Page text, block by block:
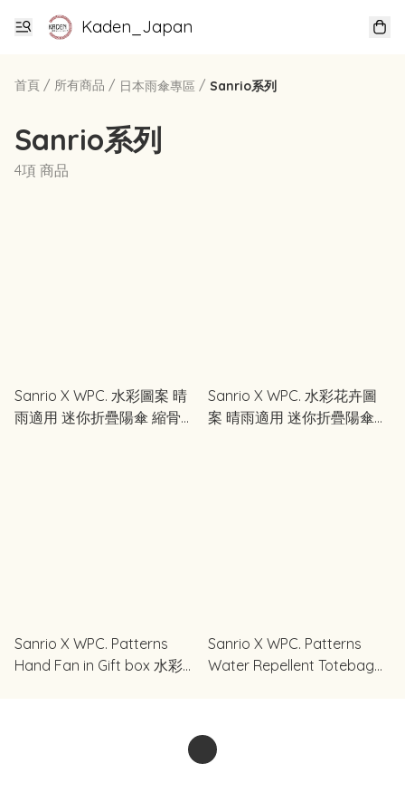
Kaden_Japan
首頁 / 所有商品 / 日本雨傘專區 / Sanrio系列
Sanrio系列
4項 商品
Sanrio X WPC. 水彩圖案 晴
雨適用 迷你折疊陽傘 縮骨遮
Sanrio X WPC. 水彩花卉圖
案 晴雨適用 迷你折疊陽傘
Sanrio X WPC. Patterns
Hand Fan in Gift box 水彩圖
Sanrio X WPC. Patterns
Water Repellent Totebag